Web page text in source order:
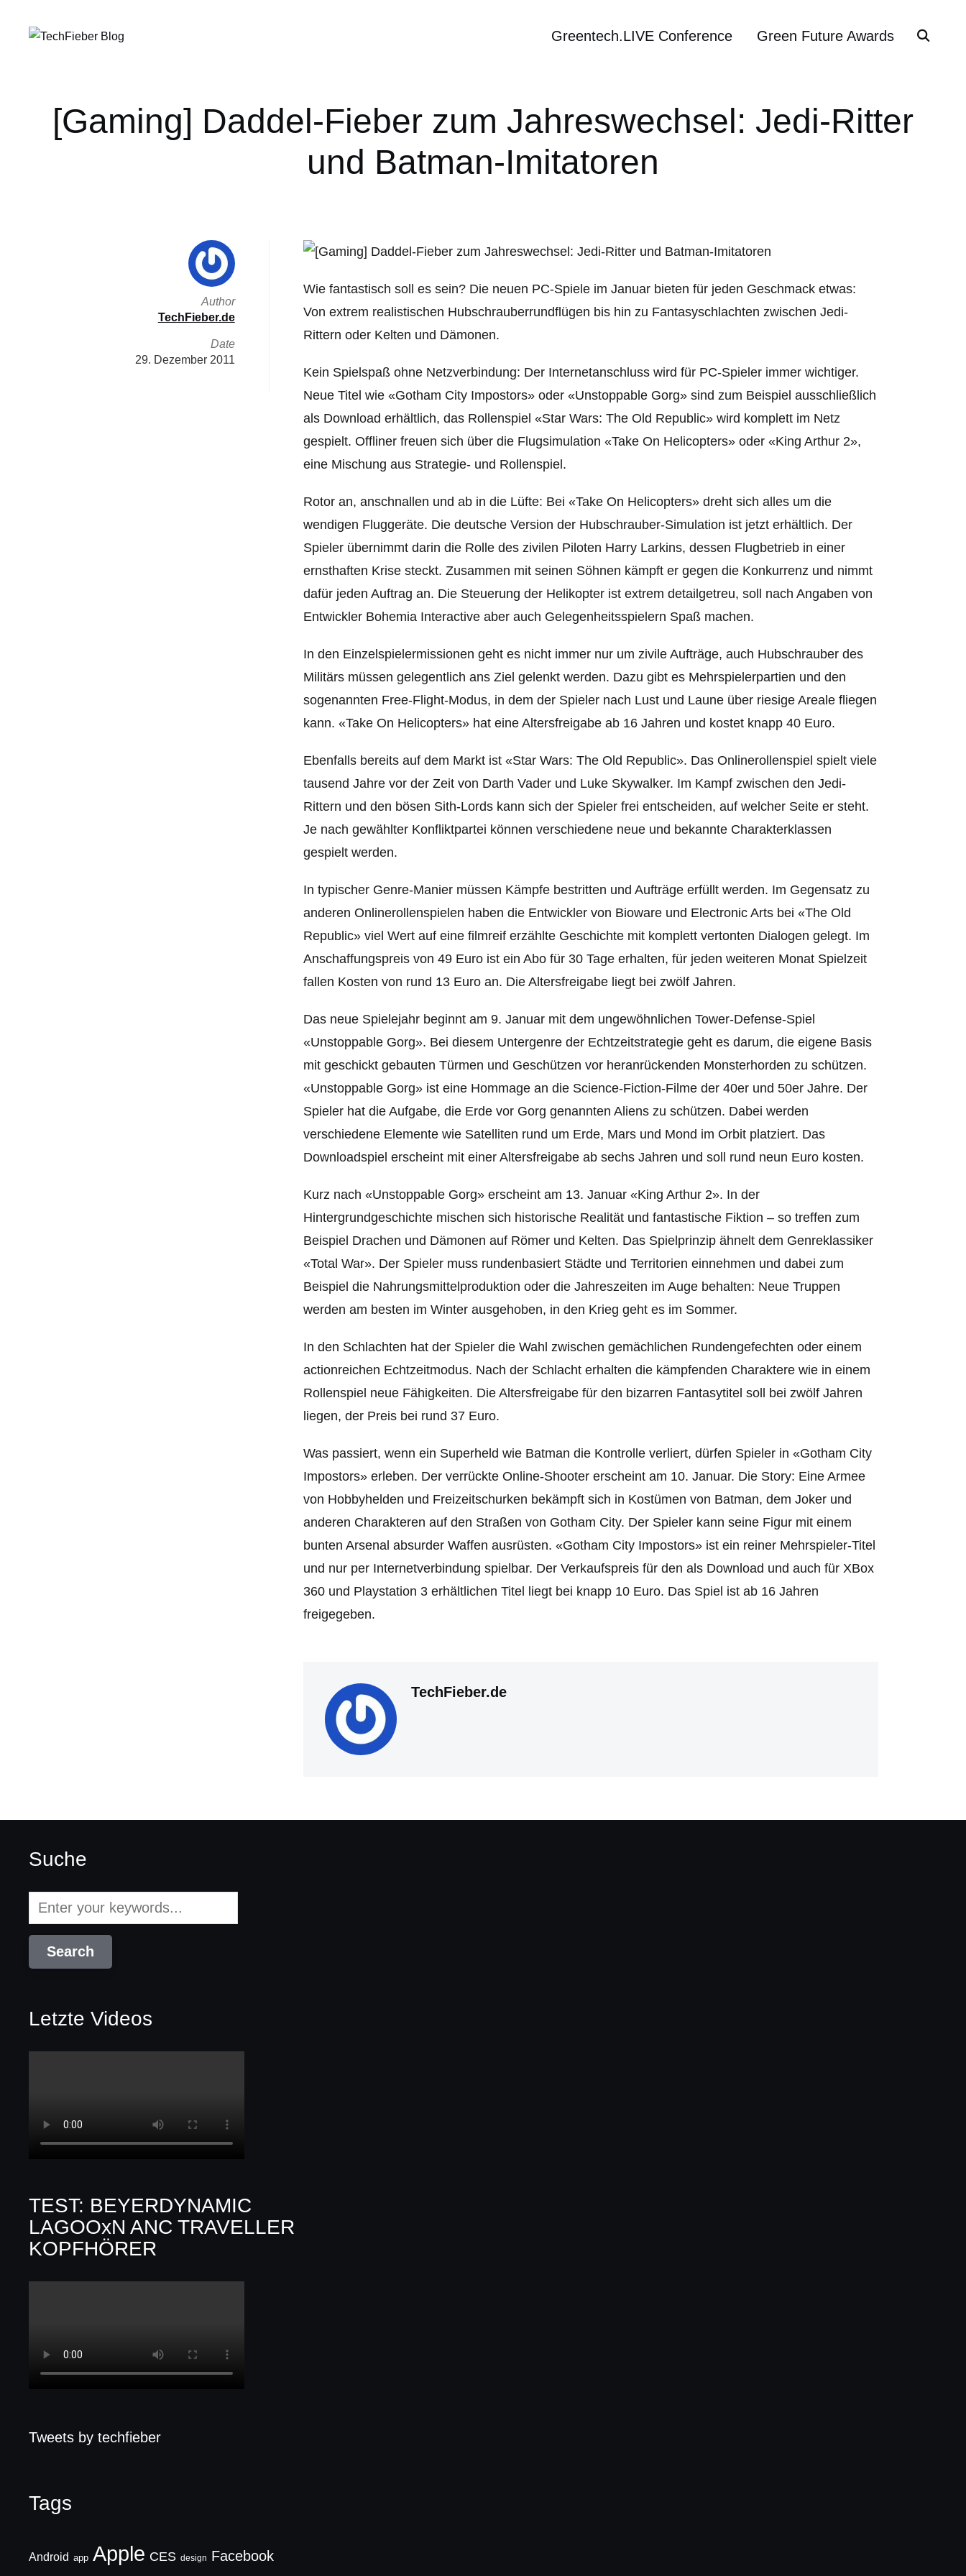
Greentech.LIVE Conference Green Future Awards
[Gaming] Daddel-Fieber zum Jahreswechsel: Jedi-Ritter
und Batman-Imitatoren
Wie fantastisch soll es sein? Die neuen PC-Spiele im Januar bieten für jeden Geschmack etwas:
Von extrem realistischen Hubschrauberrundflügen bis hin zu Fantasyschlachten zwischen Jedi-
Rittern oder Kelten und Dämonen.
Kein Spielspaß ohne Netzverbindung: Der Internetanschluss wird für PC-Spieler immer wichtiger.
Neue Titel wie «Gotham City Impostors» oder «Unstoppable Gorg» sind zum Beispiel ausschließlich
als Download erhältlich, das Rollenspiel «Star Wars: The Old Republic» wird komplett im Netz
gespielt. Offliner freuen sich über die Flugsimulation «Take On Helicopters» oder «King Arthur 2»,
eine Mischung aus Strategie- und Rollenspiel.
Rotor an, anschnallen und ab in die Lüfte: Bei «Take On Helicopters» dreht sich alles um die
wendigen Fluggeräte. Die deutsche Version der Hubschrauber-Simulation ist jetzt erhältlich. Der
Spieler übernimmt darin die Rolle des zivilen Piloten Harry Larkins, dessen Flugbetrieb in einer
ernsthaften Krise steckt. Zusammen mit seinen Söhnen kämpft er gegen die Konkurrenz und nimmt
dafür jeden Auftrag an. Die Steuerung der Helikopter ist extrem detailgetreu, soll nach Angaben von
Entwickler Bohemia Interactive aber auch Gelegenheitsspielern Spaß machen.
In den Einzelspielermissionen geht es nicht immer nur um zivile Aufträge, auch Hubschrauber des
Militärs müssen gelegentlich ans Ziel gelenkt werden. Dazu gibt es Mehrspielerpartien und den
sogenannten Free-Flight-Modus, in dem der Spieler nach Lust und Laune über riesige Areale fliegen
kann. «Take On Helicopters» hat eine Altersfreigabe ab 16 Jahren und kostet knapp 40 Euro.
Ebenfalls bereits auf dem Markt ist «Star Wars: The Old Republic». Das Onlinerollenspiel spielt viele
tausend Jahre vor der Zeit von Darth Vader und Luke Skywalker. Im Kampf zwischen den Jedi-
Rittern und den bösen Sith-Lords kann sich der Spieler frei entscheiden, auf welcher Seite er steht.
Je nach gewählter Konfliktpartei können verschiedene neue und bekannte Charakterklassen
gespielt werden.
In typischer Genre-Manier müssen Kämpfe bestritten und Aufträge erfüllt werden. Im Gegensatz zu
anderen Onlinerollenspielen haben die Entwickler von Bioware und Electronic Arts bei «The Old
Republic» viel Wert auf eine filmreif erzählte Geschichte mit komplett vertonten Dialogen gelegt. Im
Anschaffungspreis von 49 Euro ist ein Abo für 30 Tage erhalten, für jeden weiteren Monat Spielzeit
fallen Kosten von rund 13 Euro an. Die Altersfreigabe liegt bei zwölf Jahren.
Das neue Spielejahr beginnt am 9. Januar mit dem ungewöhnlichen Tower-Defense-Spiel
«Unstoppable Gorg». Bei diesem Untergenre der Echtzeitstrategie geht es darum, die eigene Basis
mit geschickt gebauten Türmen und Geschützen vor heranrückenden Monsterhorden zu schützen.
«Unstoppable Gorg» ist eine Hommage an die Science-Fiction-Filme der 40er und 50er Jahre. Der
Spieler hat die Aufgabe, die Erde vor Gorg genannten Aliens zu schützen. Dabei werden
verschiedene Elemente wie Satelliten rund um Erde, Mars und Mond im Orbit platziert. Das
Downloadspiel erscheint mit einer Altersfreigabe ab sechs Jahren und soll rund neun Euro kosten.
Kurz nach «Unstoppable Gorg» erscheint am 13. Januar «King Arthur 2». In der
Hintergrundgeschichte mischen sich historische Realität und fantastische Fiktion – so treffen zum
Beispiel Drachen und Dämonen auf Römer und Kelten. Das Spielprinzip ähnelt dem Genreklassiker
«Total War». Der Spieler muss rundenbasiert Städte und Territorien einnehmen und dabei zum
Beispiel die Nahrungsmittelproduktion oder die Jahreszeiten im Auge behalten: Neue Truppen
werden am besten im Winter ausgehoben, in den Krieg geht es im Sommer.
In den Schlachten hat der Spieler die Wahl zwischen gemächlichen Rundengefechten oder einem
actionreichen Echtzeitmodus. Nach der Schlacht erhalten die kämpfenden Charaktere wie in einem
Rollenspiel neue Fähigkeiten. Die Altersfreigabe für den bizarren Fantasytitel so ll bei zwölf Jahren
liegen, der Preis bei rund 37 Euro.
Was passiert, wenn ein Superheld wie Batman die Kontrolle verliert, dürfen Spieler in «Gotham City
Impostors» erleben. Der verrückte Online-Shooter erscheint am 10. Januar. Die Story: Eine Armee
von Hobbyhelden und Freizeitschurken bekämpft sich in Kostümen von Batman, dem Joker und
anderen Charakteren auf den Straßen von Gotham City. Der Spieler kann seine Figur mit einem
bunten Arsenal absurder Waffen ausrüsten. «Gotham City Impostors» ist ein reiner Mehrspieler-Titel
und nur per Internetverbindung spielbar. Der Verkaufspreis für den als Download und auch für XBox
360 und Playstation 3 erhältlichen Titel liegt bei knapp 10 Euro. Das Spiel ist ab 16 Jahren
freigegeben.
TechFieber.de
Author
TechFieber.de
Date
29. Dezember 2011
Suche
Letzte Videos
TEST: BEYERDYNAMIC
LAGOOxN ANC TRAVELLER
KOPFHÖRER
Tweets by techfieber
Tags
Android app Apple CES design Facebook